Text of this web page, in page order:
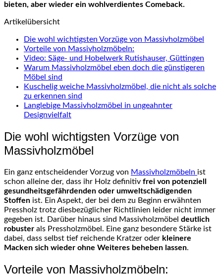
bieten, aber wieder ein wohlverdientes Comeback.
Artikelübersicht
Die wohl wichtigsten Vorzüge von Massivholzmöbel
Vorteile von Massivholzmöbeln:
Video: Säge- und Hobelwerk Rutishauser, Güttingen
Warum Massivholzmöbel eben doch die günstigeren
Möbel sind
Kuschelig weiche Massivholzmöbel, die nicht als solche
zu erkennen sind
Langlebige Massivholzmöbel in ungeahnter
Designvielfalt
Die wohl wichtigsten Vorzüge von
Massivholzmöbel
Ein ganz entscheidender Vorzug von Massivholzmöbeln ist
schon alleine der, dass ihr Holz definitiv frei von potenziell
gesundheitsgefährdenden oder umweltschädigenden
Stoffen ist. Ein Aspekt, der bei dem zu Beginn erwähnten
Pressholz trotz diesbezüglicher Richtlinien leider nicht immer
gegeben ist. Darüber hinaus sind Massivholzmöbel deutlich
robuster als Pressholzmöbel. Eine ganz besondere Stärke ist
dabei, dass selbst tief reichende Kratzer oder kleinere
Macken sich wieder ohne Weiteres beheben lassen.
Vorteile von Massivholzmöbeln: